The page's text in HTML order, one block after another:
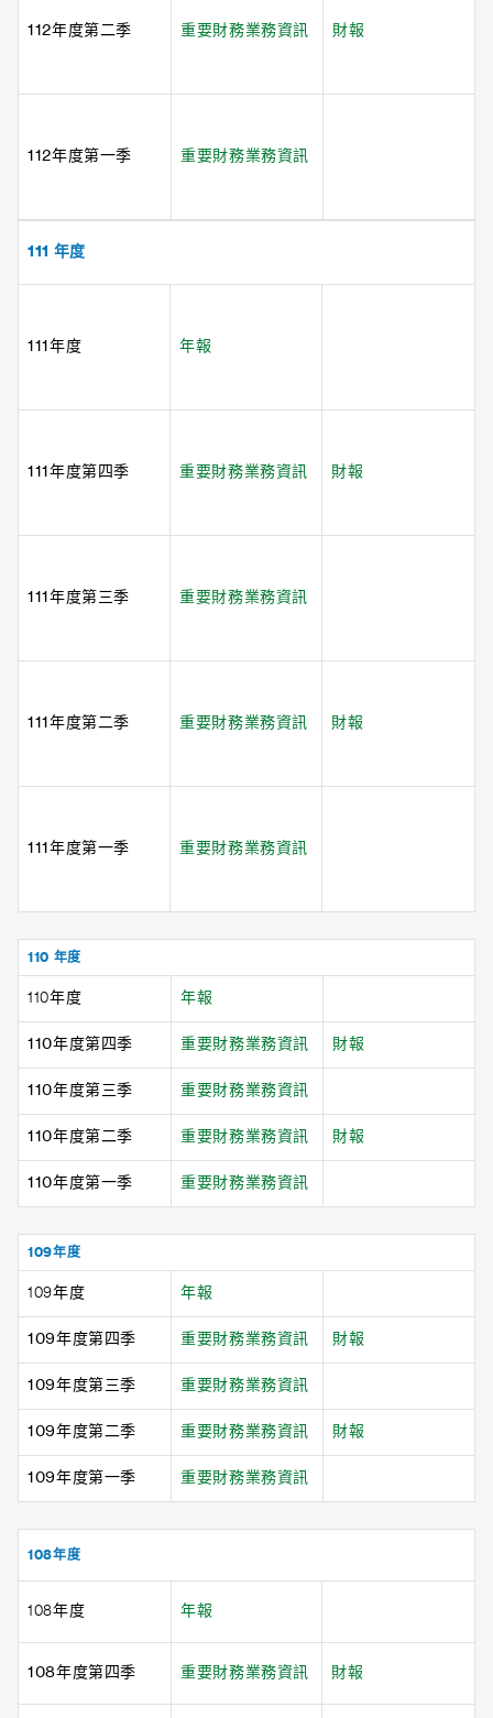
112年度第二季 重要財務業務資訊 財報
112年度第一季 重要財務業務資訊
111 年度
111年度 年報
111年度第四季 重要財務業務資訊 財報
111年度第三季 重要財務業務資訊
111年度第二季 重要財務業務資訊 財報
111年度第一季 重要財務業務資訊
110 年度
110年度 年報
110年度第四季 重要財務業務資訊 財報
110年度第三季 重要財務業務資訊
110年度第二季 重要財務業務資訊 財報
110年度第一季 重要財務業務資訊
109年度
109年度 年報
109年度第四季 重要財務業務資訊 財報
109年度第三季 重要財務業務資訊
109年度第二季 重要財務業務資訊 財報
109年度第一季 重要財務業務資訊
108年度
108年度 年報
108年度第四季 重要財務業務資訊 財報